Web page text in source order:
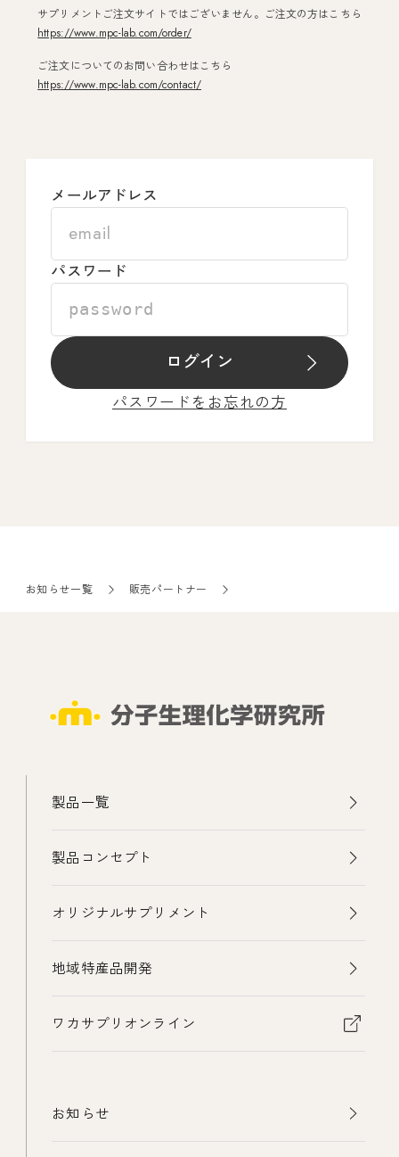
サプリメントご注文サイトではございません。ご注文の方はこちら
https://www.mpc-lab.com/order/
ご注文についてのお問い合わせはこちら
https://www.mpc-lab.com/contact/
メールアドレス
パスワード
ログイン
パスワードをお忘れの方
お知らせ一覧 販売パートナー
製品一覧
製品コンセプト
オリジナルサプリメント
地域特産品開発
ワカサプリオンライン
お知らせ